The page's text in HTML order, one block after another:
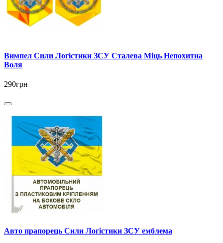
Вимпел Сили Логістики ЗСУ Сталева Міць Непохитна
Воля
290грн
Авто прапорець Сили Логістики ЗСУ емблема